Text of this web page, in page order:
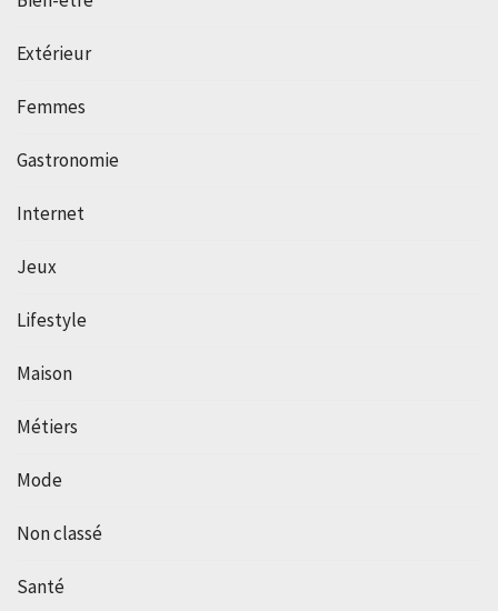
Extérieur
Femmes
Gastronomie
Internet
Jeux
Lifestyle
Maison
Métiers
Mode
Non classé
Santé